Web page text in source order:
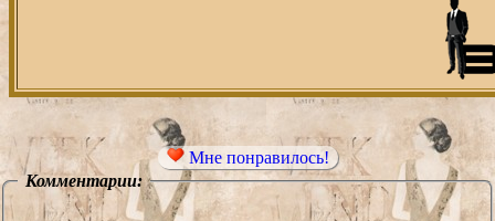
Мне понравилось!
Комментарии: